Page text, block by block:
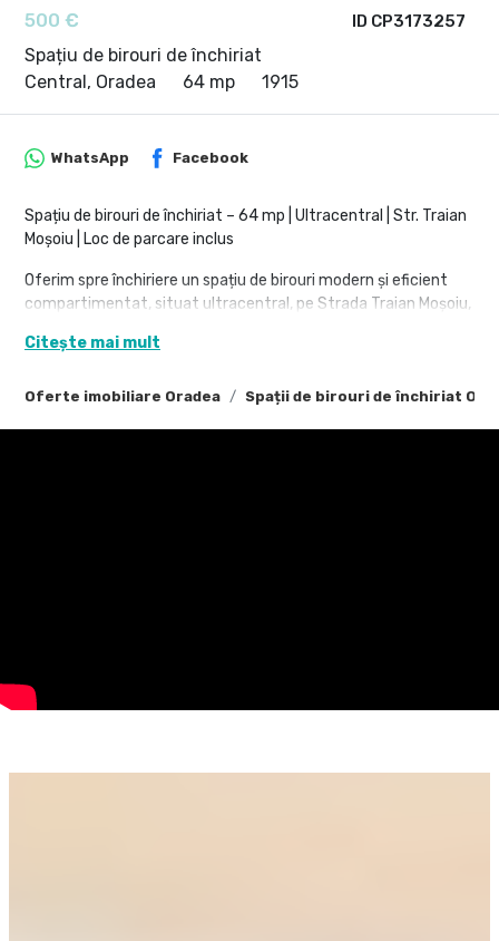
ID CP3173257
500 €
Spațiu de birouri de închiriat
Central, Oradea
64 mp 1915
Oferte imobiliare Oradea Spații de birouri de închiriat
WhatsApp Facebook
Spațiu de birouri de închiriat – 64 mp | Ultracentral | Str. Traian
Moșoiu | Loc de parcare inclus
Oferim spre închiriere un spațiu de birouri modern și eficient
compartimentat, situat ultracentral, pe Strada Traian Moșoiu,
birouri.
Cu o suprafață utilă de 64 mp, spațiul este ideal pentru
Avantaje:
Etaj 1
Citește mai mult